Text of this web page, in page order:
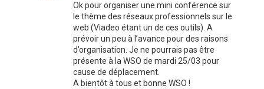
Ok pour organiser une mini conférence sur
le thème des réseaux professionnels sur le
web (Viadeo étant un de ces outils). A
prévoir un peu à l’avance pour des raisons
d’organisation. Je ne pourrais pas être
présente à la WSO de mardi 25/03 pour
cause de déplacement.
A bientôt à tous et bonne WSO !